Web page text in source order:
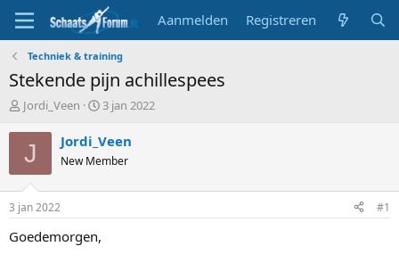
Aanmelden Registreren
Techniek & training
Stekende pijn achillespees
T
p
s
a
r
Jordi_Veen
S
a
t
t
3 jan 2022
J Jordi_Veen
New Member
3 jan 2022 #1
Goedemorgen,